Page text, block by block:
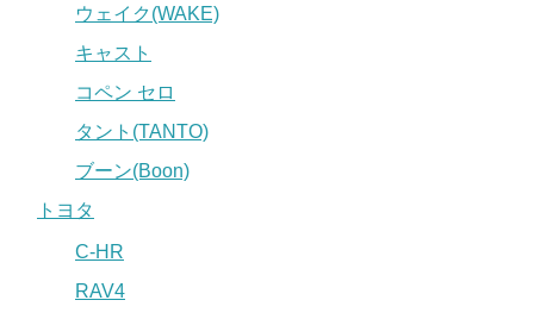
ウェイク(WAKE)
キャスト
コペン セロ
タント(TANTO)
ブーン(Boon)
トヨタ
C-HR
RAV4